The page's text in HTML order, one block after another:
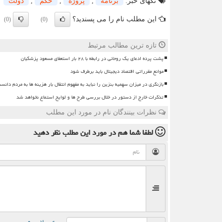
این مطلب نام را می پسندید؟ (0)
(0)
تازه ترین مطالب مرتبط
پشت پرده ادعای یک روحانی در رابطه با ۲۸ بار استعفای مسعود پزشکیان
موانع مقرراتی اقتصاد دیجیتال باید برطرف شود
بازنگری در میزان سهمیه بنزین را نباید به مفهوم انتقال بار هزینه ها به مردم
تذکرات خارج از دستور در خلال بررسی طرح ها و لوایح استماع نخواهد شد
نظرات بینندگان نام در مورد این مطلب
لطفا شما همدر مورد این مطلبنظر دهید